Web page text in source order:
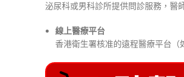
泌尿科或男科診所提供問診服務，醫
線上醫療平台
香港衛生署核准的遠程醫療平台（